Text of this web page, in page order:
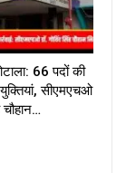
66 पदों की
सीएमएचओ
चौहान…